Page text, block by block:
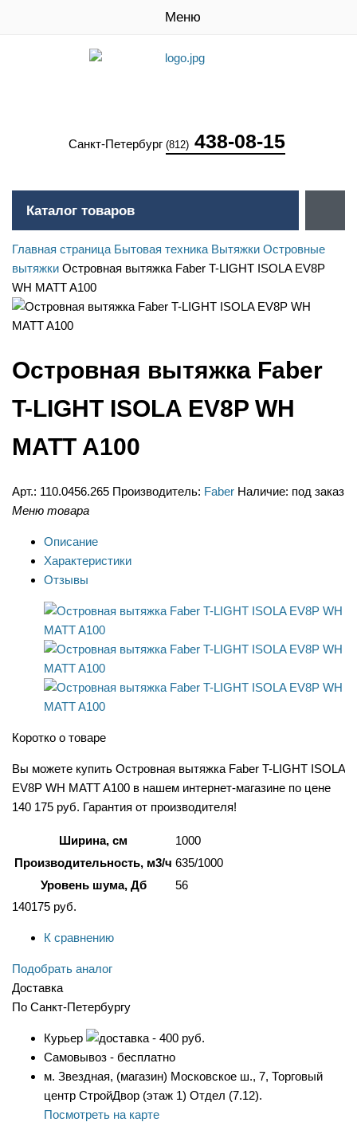
Меню
Санкт-Петербург (812) 438-08-15
Каталог товаров
Главная страница Бытовая техника Вытяжки Островные
вытяжки Островная вытяжка Faber T-LIGHT ISOLA EV8P
WH MATT A100
Островная вытяжка Faber
T-LIGHT ISOLA EV8P WH
MATT A100
Арт.: 110.0456.265 Производитель: Faber Наличие: под заказ
Меню товара
Описание
Характеристики
Отзывы
Коротко о товаре
Вы можете купить Островная вытяжка Faber T-LIGHT ISOLA
EV8P WH MATT A100 в нашем интернет-магазине по цене
140 175 руб. Гарантия от производителя!
Ширина, см
1000
Производительность, м3/ч 635/1000
Уровень шума, Дб
56
140175 руб.
К сравнению
Подобрать аналог
Доставка
По Санкт-Петербургу
Курьер
- 400 руб.
Самовывоз - бесплатно
м. Звездная, (магазин) Московское ш., 7, Торговый
центр СтройДвор (этаж 1) Отдел (7.12).
Посмотреть на карте